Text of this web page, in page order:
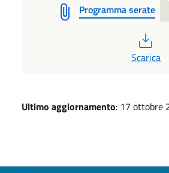
Programma serate
Scarica
Ultimo aggiornamento: 17 ottobre